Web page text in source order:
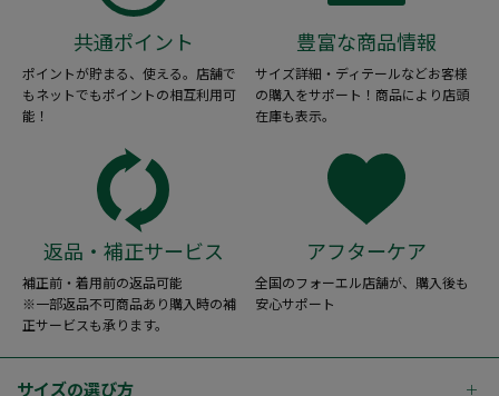
共通ポイント
ポイントが貯まる、使える。店舗で
もネットでもポイントの相互利用可
能！
豊富な商品情報
サイズ詳細・ディテールなどお客様
の購入をサポート！商品により店頭
在庫も表示。
返品・補正サービス
補正前・着用前の返品可能
※一部返品不可商品あり購入時の補
正サービスも承ります。
アフターケア
全国のフォーエル店舗が、購入後も
安心サポート
サイズの選び方